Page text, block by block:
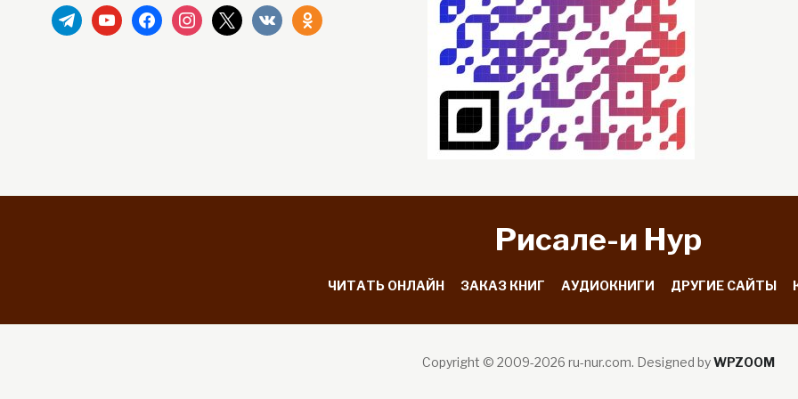
telegramyoutubefacebookinstagram
x vkontakteodnoklassniki
Рисале-и Hyp
ЧИТАТЬ ОНЛАЙН ЗАКАЗ КНИГ АУДИОКНИГИ ДРУГИЕ САЙТЫ
Copyright © 2009-2026 ru-nur.com. Designed byWPZOOM